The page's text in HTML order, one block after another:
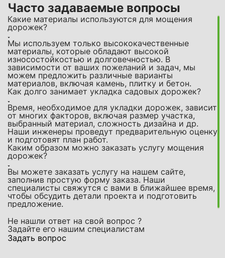
Часто задаваемые вопросы
Какие материалы используются для мощения
дорожек?
Мы используем только высококачественные
материалы, которые обладают высокой
износостойкостью и долговечностью. В
зависимости от ваших пожеланий и задач, мы
можем предложить различные варианты
материалов, включая камень, плитку и бетон.
Как долго занимает укладка садовых дорожек?
Время, необходимое для укладки дорожек, зависит
от многих факторов, включая размер участка,
выбранный материал, сложность дизайна и др.
Наши инженеры проведут предварительную оценку
и подготовят план работ.
Каким образом можно заказать услугу мощения
дорожек?
Вы можете заказать услугу на нашем сайте,
заполнив простую форму заказа. Наши
специалисты свяжутся с вами в ближайшее время,
чтобы обсудить детали проекта и подготовить
предложение.
Не нашли ответ на свой вопрос ?
Задайте его нашим специалистам
Задать вопрос